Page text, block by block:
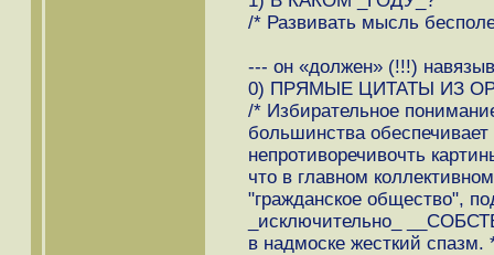
/* Развивать мысль
--- он «должен» (!!!)
0) ПРЯМЫЕ ЦИТАТЫ ИЗ
/* Избирательное
большинства
непротиворечивочть
что в главном
"гражданское общество",
_исключительно_
в надмоске жесткий спазм.